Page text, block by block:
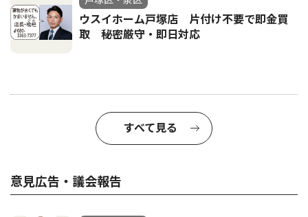
ウスイホーム戸塚店 片付け不要で即金買
取 秘密厳守・即日対応
すべて見る
意見広告・議会報告